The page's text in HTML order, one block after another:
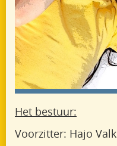
Het bestuur:
Voorzitter: Hajo Valk